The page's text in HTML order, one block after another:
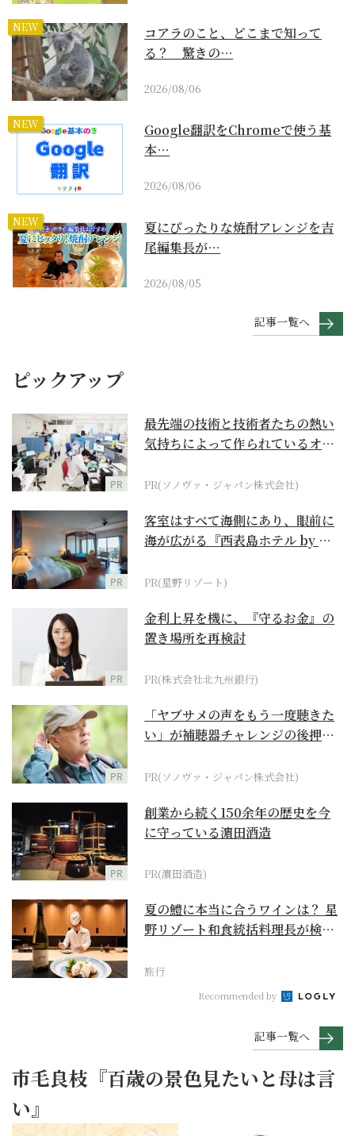
NEW
コアラのこと、どこまで知って
る？ 驚きの…
2026/08/06
NEW
Google翻訳をChromeで使う基
本…
2026/08/06
NEW
夏にぴったりな焼酎アレンジを吉
尾編集長が…
2026/08/05
記事一覧へ
ピックアップ
PR
最先端の技術と技術者たちの熱い
気持ちによって作られているオー
PR(ソノヴァ・ジャパン株式会社)
PR
客室はすべて海側にあり、眼前に
海が広がる『西表島ホテル by 星
PR(星野リゾート)
PR
金利上昇を機に、『守るお金』の
置き場所を再検討
PR(株式会社北九州銀行)
PR
「ヤブサメの声をもう一度聴きた
い」が補聴器チャレンジの後押し
PR(ソノヴァ・ジャパン株式会社)
PR
創業から続く150余年の歴史を今
に守っている濵田酒造
PR(濵田酒造)
夏の鱧に本当に合うワインは？ 星
野リゾート和食統括料理長が検証
旅行
Recommended by
記事一覧へ
市毛良枝『百歳の景色見たいと母は言
い』